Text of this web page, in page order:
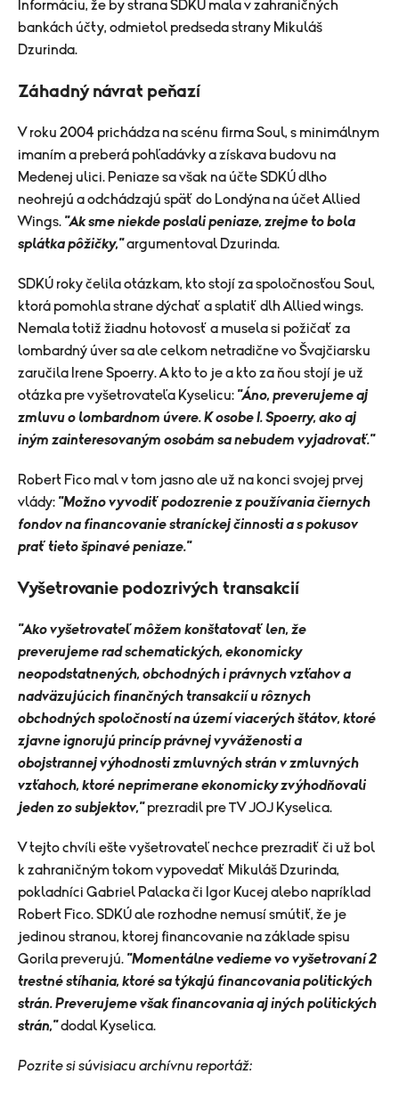
Informáciu, že by strana SDKÚ mala v zahraničných
bankách účty, odmietol predseda strany Mikuláš
Dzurinda.
Záhadný návrat peňazí
V roku 2004 prichádza na scénu firma Soul, s minimálnym
imaním a preberá pohľadávky a získava budovu na
Medenej ulici. Peniaze sa však na účte SDKÚ dlho
neohrejú a odchádzajú späť do Londýna na účet Allied
Wings. "Ak sme niekde poslali peniaze, zrejme to bola
splátka pôžičky,"argumentoval Dzurinda.
SDKÚ roky čelila otázkam, kto stojí za spoločnosťou Soul,
ktorá pomohla strane dýchať a splatiť dlh Allied wings.
Nemala totiž žiadnu hotovosť a musela si požičať za
lombardný úver sa ale celkom netradične vo Švajčiarsku
zaručila Irene Spoerry. A kto to je a kto za ňou stojí je už
otázka pre vyšetrovateľa Kyselicu: "Áno, preverujeme aj
zmluvu o lombardnom úvere. K osobe I. Spoerry, ako aj
iným zainteresovaným osobám sa nebudem vyjadrovať."
Robert Fico mal v tom jasno ale už na konci svojej prvej
vlády: "Možno vyvodiť podozrenie z používania čiernych
fondov na financovanie straníckej činnosti a s pokusov
prať tieto špinavé peniaze."
Vyšetrovanie podozrivých transakcií
"Ako vyšetrovateľ môžem konštatovať len, že
preverujeme rad schematických, ekonomicky
neopodstatnených, obchodných i právnych vzťahov a
nadväzujúcich finančných transakcií u rôznych
obchodných spoločností na území viacerých štátov, ktoré
zjavne ignorujú princíp právnej vyváženosti a
obojstrannej výhodnosti zmluvných strán v zmluvných
vzťahoch, ktoré neprimerane ekonomicky zvýhodňovali
jeden zo subjektov," prezradil pre TV JOJ Kyselica.
V tejto chvíli ešte vyšetrovateľ nechce prezradiť či už bol
k zahraničným tokom vypovedať Mikuláš Dzurinda,
pokladníci Gabriel Palacka či Igor Kucej alebo napríklad
Robert Fico. SDKÚ ale rozhodne nemusí smútiť, že je
jedinou stranou, ktorej financovanie na základe spisu
Gorila preverujú. "Momentálne vedieme vo vyšetrovaní 2
trestné stíhania, ktoré sa týkajú financovania politických
strán. Preverujeme však financovania aj iných politických
strán,"dodal Kyselica.
Pozrite si súvisiacu archívnu reportáž: